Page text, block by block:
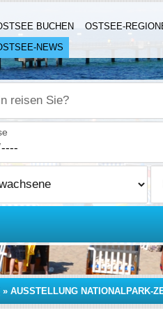
BUCHEN OSTSEE-
NEWS
reisen Sie?
» AUSSTELLUNG NATIONALPARK-